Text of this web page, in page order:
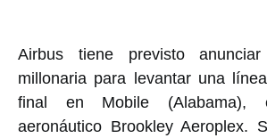
Airbus tiene previsto
millonaria para levantar una
final en Mobile (Alabama),
aeronáutico Brookley Aeroplex.